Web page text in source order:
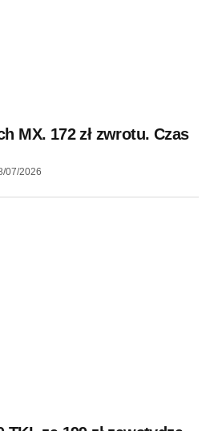
MX. 172 zł zwrotu. Czas
07/2026